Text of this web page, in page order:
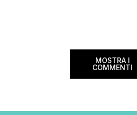
MOSTRA I
COMMENTI